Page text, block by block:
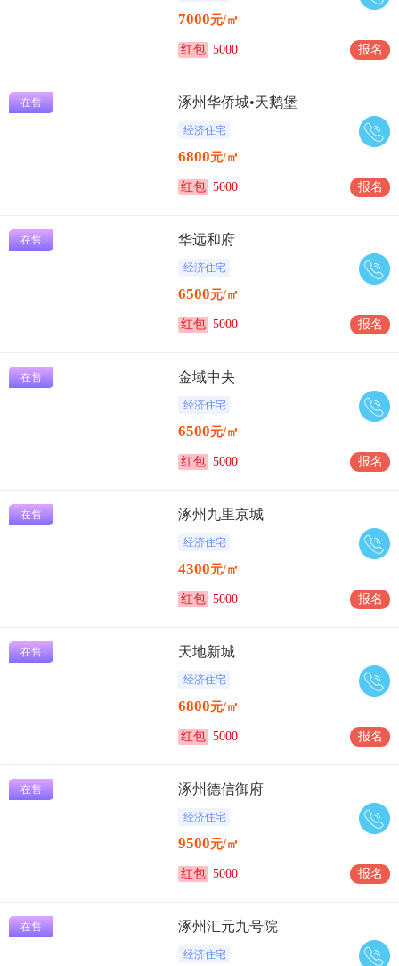
7000元/㎡
红包 5000 报名
在售 涿州华侨城•天鹅堡
经济住宅
6800元/㎡
红包 5000 报名
在售 华远和府
经济住宅
6500元/㎡
红包 5000 报名
在售 金域中央
经济住宅
6500元/㎡
红包 5000 报名
在售 涿州九里京城
经济住宅
4300元/㎡
红包 5000 报名
在售 天地新城
经济住宅
6800元/㎡
红包 5000 报名
在售 涿州德信御府
经济住宅
9500元/㎡
红包 5000 报名
在售 涿州汇元九号院
经济住宅